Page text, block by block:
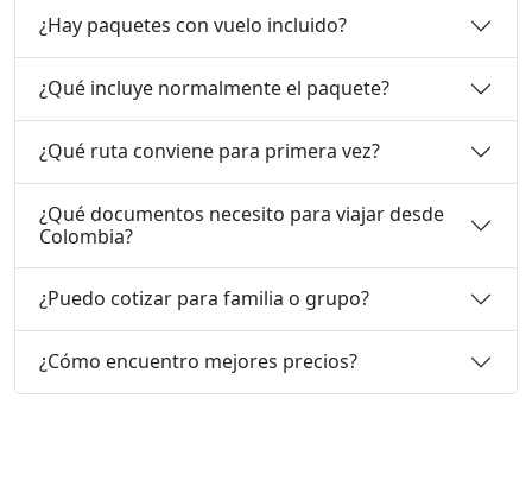
¿Hay paquetes con vuelo incluido?
¿Qué incluye normalmente el paquete?
¿Qué ruta conviene para primera vez?
¿Qué documentos necesito para viajar desde
Colombia?
¿Puedo cotizar para familia o grupo?
¿Cómo encuentro mejores precios?